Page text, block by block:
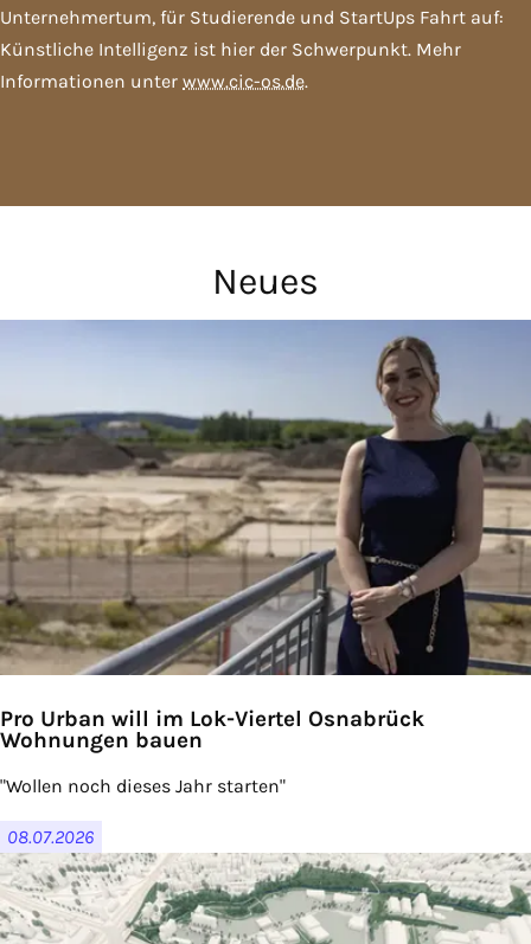
Unternehmertum, für Studierende und StartUps Fahrt auf:
Künstliche Intelligenz ist hier der Schwerpunkt. Mehr
Informationen unter www.cic-os.de.
Neues
Pro Urban will im Lok-Viertel Osnabrück
Wohnungen bauen
"Wollen noch dieses Jahr starten"
08.07.2026